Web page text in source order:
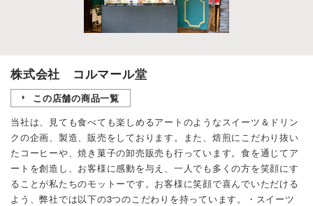
株式会社 コルマール堂
この店舗の商品一覧
当社は、見ても食べても楽しめるアートのようなスイーツ＆ドリン
クの企画、製造、販売をしております。また、焙煎にこだわり抜い
たコーヒーや、焼き菓子の卸売販売も行っています。食を通じてア
ートを創造し、お客様に感動を与え、一人でも多くの方を笑顔にす
ることが私たちのモットーです。お客様に笑顔で喜んでいただける
よう、弊社では以下の3つのこだわりを持っています。・スイーツ